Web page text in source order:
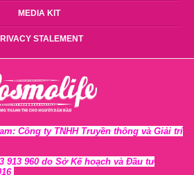
MEDIA KIT
STALEMENT
Công ty TNHH Truyền thông và Giải trí
913 960 do Sở Kế hoạch và Đầu tư